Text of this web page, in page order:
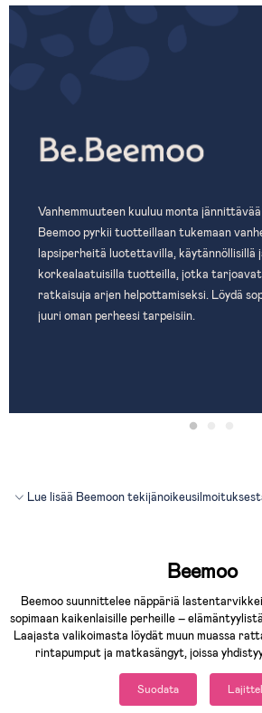
Vanhemmuuteen kuuluu monta
Beemoo pyrkii tuotteillaan tukemaan
lapsiperheitä luotettavilla, käytännöllisillä
korkealaatuisilla tuotteilla, jotka
ratkaisuja arjen helpottamiseksi. Löydä
juuri oman perheesi tarpeisiin.
Lue lisää Beemoon
Beemoo
Beemoo suunnittelee näppäriä
sopimaan kaikenlaisille perheille –
Laajasta valikoimasta löydät muun muassa
rintapumput ja matkasängyt, joissa
Suodata